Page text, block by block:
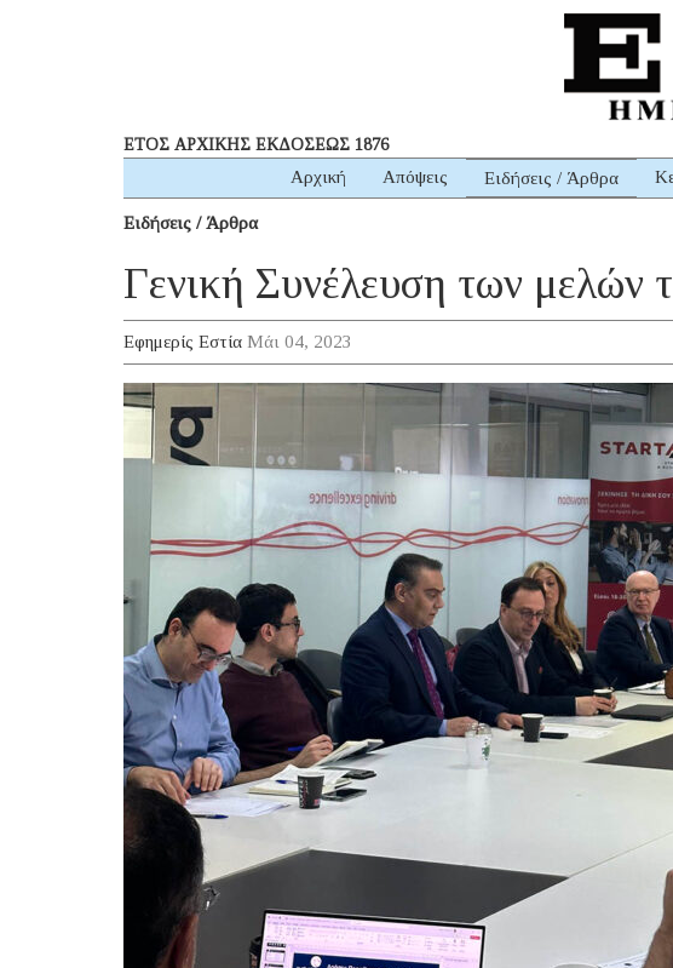
ΕΤΟΣ ΑΡΧΙΚΗΣ ΕΚΔΟΣΕΩΣ 1876
Αρχική Απόψεις Ειδήσεις / Άρθρα
Ειδήσεις / Άρθρα
Γενική Συνέλευση των μελών
Εφημερίς Εστία Μάι 04, 2023